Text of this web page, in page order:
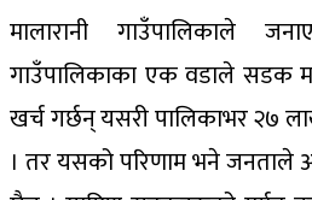
मालारानी गाउँपालिकाले
गाउँपालिकाका एक वडाले सडक
खर्च गर्छन् यसरी पालिकाभर २७
। तर यसको परिणाम भने जनताले